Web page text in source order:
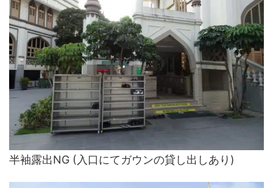
半袖露出NG (入口にてガウンの貸し出しあり)